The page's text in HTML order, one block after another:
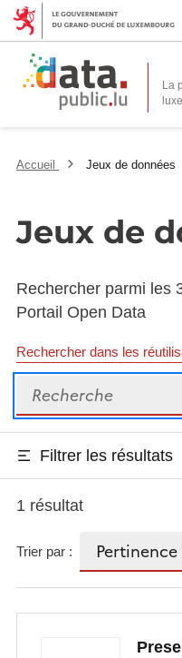
La
Accueil Jeux de données
Jeux de
Rechercher parmi les
Portail Open Data
Rechercher dans les
Recherche
Filtrer les résultats
1 résultat
Trier par :